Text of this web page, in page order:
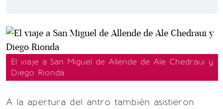
El viaje a San Miguel de Allende de Ale Chedraui y
Diego Rionda
A la apertura del antro también asistieron